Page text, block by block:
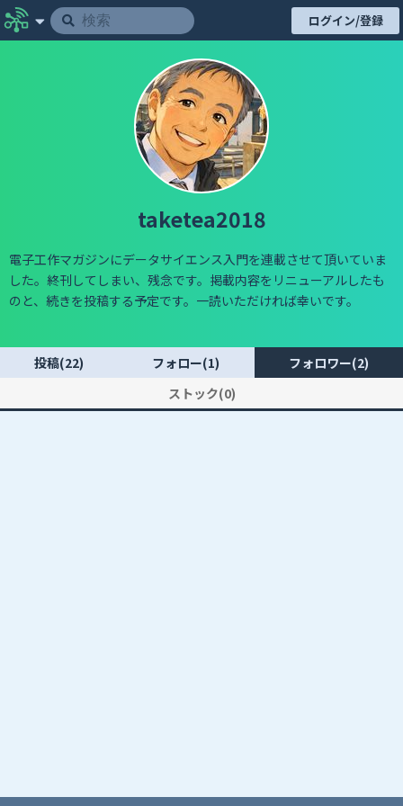
ログイン/登録
taketea2018
電子工作マガジンにデータサイエンス入門を連載させて頂いていま
した。終刊してしまい、残念です。掲載内容をリニューアルしたも
のと、続きを投稿する予定です。一読いただければ幸いです。
投稿(22) フォロー(1)
フォロワー(2)
ストック(0)